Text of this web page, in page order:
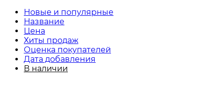
Новые и популярные
Название
Цена
Хиты продаж
Оценка покупателей
Дата добавления
В наличии